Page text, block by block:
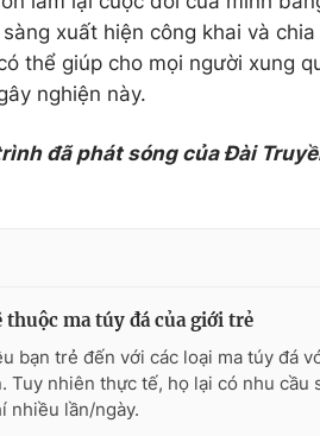
xuất hiện công khai và
thể giúp cho mọi người xung
nghiện này.
đã phát sóng của Đài
ma túy đá của giới trẻ
bạn trẻ đến với các loại ma túy đá
Tuy nhiên thực tế, họ lại có nhu cầu
nhiều lần/ngày.